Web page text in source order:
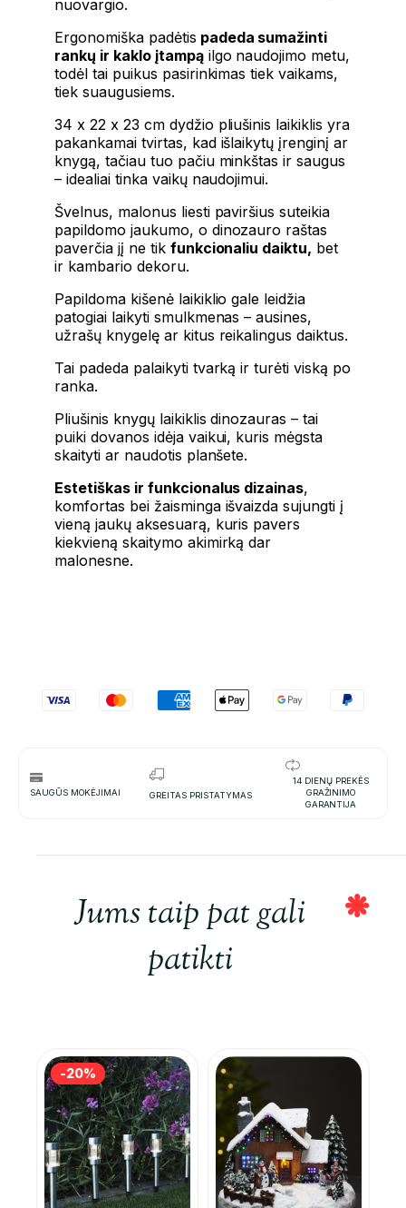
nuovargio.
Ergonomiška padėtis padeda sumažinti
rankų ir kaklo įtampąilgo naudojimo metu,
todėl tai puikus pasirinkimas tiek vaikams,
tiek suaugusiems.
34 x 22 x 23 cm dydžio pliušinis laikiklis yra
pakankamai tvirtas, kad išlaikytų įrenginį ar
knygą, tačiau tuo pačiu minkštas ir saugus
– idealiai tinka vaikų naudojimui.
Švelnus, malonus liesti paviršius suteikia
papildomo jaukumo, o dinozauro raštas
paverčia jį ne tik funkcionaliu daiktu, bet
ir kambario dekoru.
Papildoma kišenė laikiklio gale leidžia
patogiai laikyti smulkmenas – ausines,
užrašų knygelę ar kitus reikalingus daiktus.
Tai padeda palaikyti tvarką ir turėti viską po
ranka.
Pliušinis knygų laikiklis dinozauras – tai
puiki dovanos idėja vaikui, kuris mėgsta
skaityti ar naudotis planšete.
Estetiškas ir funkcionalus dizainas,
komfortas bei žaisminga išvaizda sujungti į
vieną jaukų aksesuarą, kuris pavers
kiekvieną skaitymo akimirką dar
malonesne.
SAUGŪS MOKĖJIMAI GREITAS PRISTATYMAS
14 DIENŲ PREKĖS
GRAŽINIMO
GARANTIJA
Jums taip pat gali
patikti
-20%
-20%